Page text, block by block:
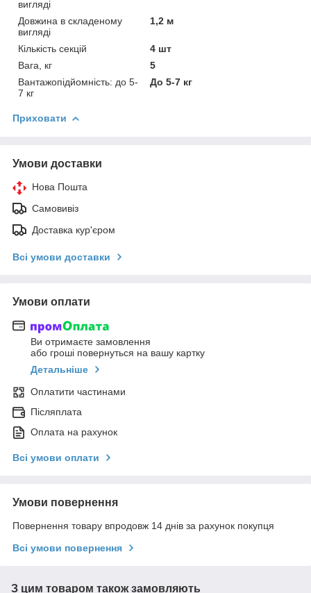
вигляді
Довжина в складеному
вигляді
1,2 м
Кількість секцій
4 шт
Вага, кг
5
Вантажопідйомність: до 5-
7 кг
До 5-7 кг
Приховати
Умови доставки
Нова Пошта
Самовивіз
Доставка кур'єром
Всі умови доставки
Умови оплати
Ви отримаєте замовлення
або гроші повернуться на вашу картку
Детальніше
Оплатити частинами
Післяплата
Оплата на рахунок
Всі умови оплати
Умови повернення
Повернення товару впродовж 14 днів за рахунок покупця
Всі умови повернення
З цим товаром також замовляють